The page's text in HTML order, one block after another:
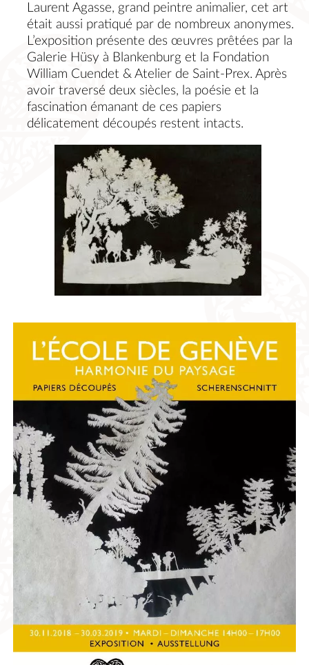
Laurent Agasse, grand peintre animalier, cet art
était aussi pratiqué par de nombreux anonymes.
L’exposition présente des œuvres prêtées par la
Galerie Hüsy à Blankenburg et la Fondation
William Cuendet & Atelier de Saint-Prex. Après
avoir traversé deux siècles, la poésie et la
fascination émanant de ces papiers
délicatement découpés restent intacts.